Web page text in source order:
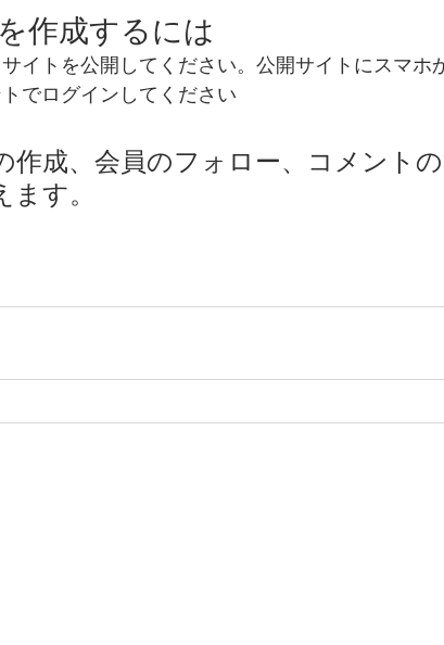
作成するには
イトを公開してください。公開サイトにスマホ
でログインしてください
作成、会員のフォロー、コメント
す。